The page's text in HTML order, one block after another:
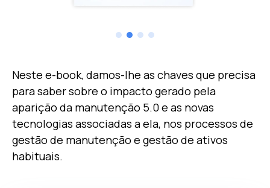
Neste e-book, damos-lhe as chaves que precisa
para saber sobre o impacto gerado pela
aparição da manutenção 5.0 e as novas
tecnologias associadas a ela, nos processos de
gestão de manutenção e gestão de ativos
habituais.